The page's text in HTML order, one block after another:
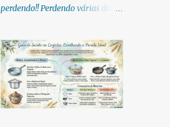
perdendo!! Perdendo várias dicas,
infográficos, o link para
download dos meus e-books.
Para acessar clique no link:
https://whatsapp.com/channel/0
029Vb6U4AqKgsNzkBhubA40